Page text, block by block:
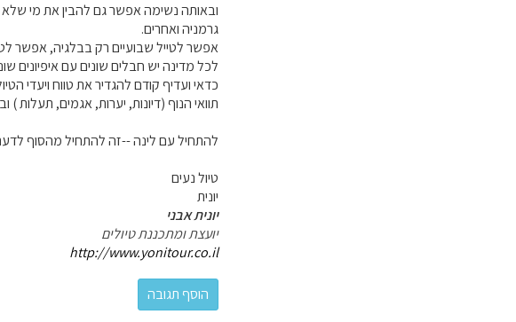
ובאותה נשימה אפשר גם להבין את מי שלא
גרמניה ואחרים.
אפשר לטייל שבועיים רק בבלגיה, אפשר
לכל מדינה יש חבלים שונים עם איפיונים
כדאי ועדיף קודם להגדיר את טווח ויעדי
תוואי הנוף (דיונות, יערות, אגמים, תעלות )
להתחיל עם לינה --זה להתחיל מהסוף
טיול נעים
יונית
יונית אבני
יועצת ומתכננת טיולים
http://www.yonitour.co.il